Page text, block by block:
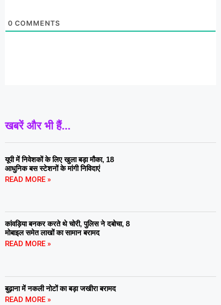
0 COMMENTS
खबरें और भी हैं...
यूपी में निवेशकों के लिए खुला बड़ा मौका, 18
आधुनिक बस स्टेशनों के मांगी निविदाएं
READ MORE »
कांवड़िया बनकर करते थे चोरी, पुलिस ने दबोचा, 8
मोबाइल समेत लाखों का सामान बरामद
READ MORE »
बुढ़ाना में नकली नोटों का बड़ा जखीरा बरामद
READ MORE »